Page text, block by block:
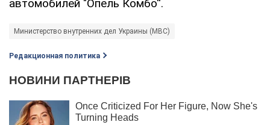
автомобилей "Опель Комбо“.
Министерство внутренних дел Украины (МВС)
Редакционная политика